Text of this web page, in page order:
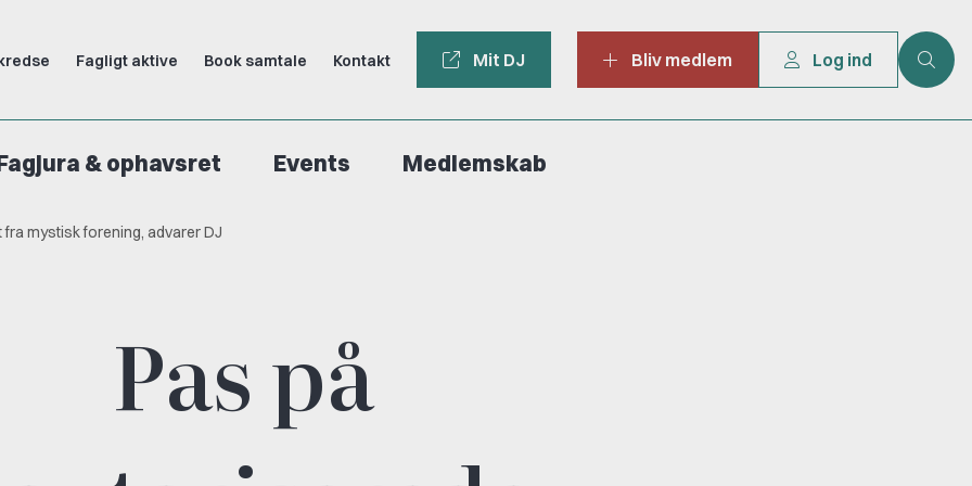
Fagligt aktive Book samtale Kontakt Mit DJ Bliv medlem Log ind
& ophavsret Events Medlemskab
mystisk forening, advarer DJ
Pas på